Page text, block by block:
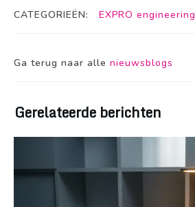
CATEGORIEËN: EXPRO engineering
Ga terug naar alle nieuwsblogs
Gerelateerde berichten